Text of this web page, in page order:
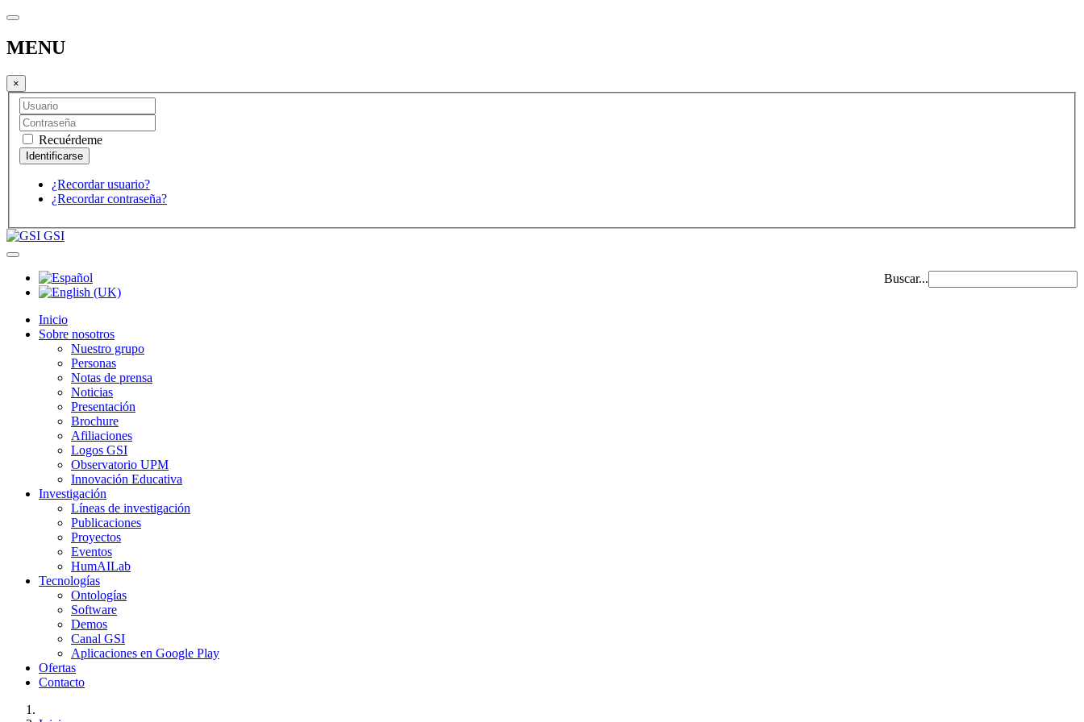
MENU
×
Recuérdeme
¿Recordar usuario?
¿Recordar contraseña?
GSI
Buscar...
Inicio
Sobre nosotros
Nuestro grupo
Personas
Notas de prensa
Noticias
Presentación
Brochure
Afiliaciones
Logos GSI
Observatorio UPM
Innovación Educativa
Investigación
Líneas de investigación
Publicaciones
Proyectos
Eventos
HumAILab
Tecnologías
Ontologías
Software
Demos
Canal GSI
Aplicaciones en Google Play
Ofertas
Contacto